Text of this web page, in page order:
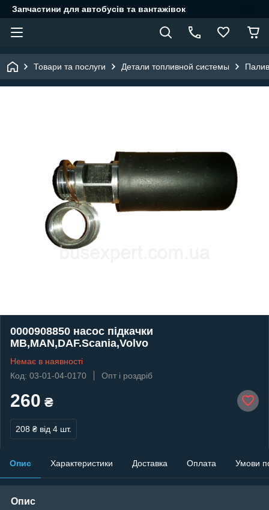
Запчастини для автобусів та вантажівок
Товари та послуги Детали топливной системы
0000908850 насос підкачки
MB,MAN,DAF.Scania,Volvo
Немає в наявності
Код: 03-01-04-0170
Опт і роздріб
260 ₴
208 ₴ від 4 шт.
Опис Характеристики Доставка Оплата Умови
Опис